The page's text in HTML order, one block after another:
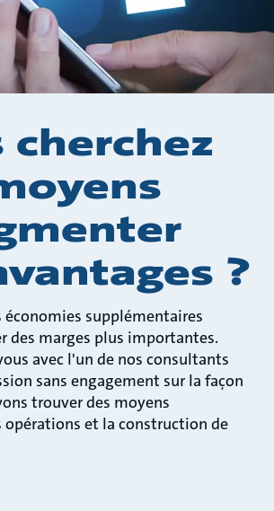
cherchez
?
économies supplémentaires
des marges plus importantes.
avec l'un de nos consultants
sans engagement sur la façon
trouver des moyens
et la construction de